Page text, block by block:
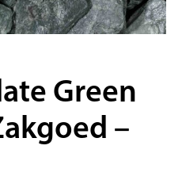
Green
–